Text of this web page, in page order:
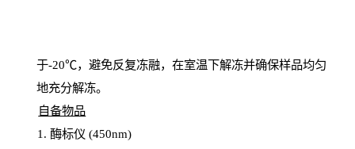
于-20℃，避免反复冻融，在室温下解冻并确保样品均匀
地充分解冻。
自备物品
1 . 酶标仪 (450nm)